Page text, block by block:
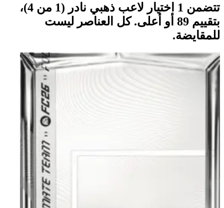
تتضمن 1 اختيار لاعب ذهبي نادر (1 من 4)،
بتقييم 89 أو أعلى. كل العناصر ليست
للمقايضة.